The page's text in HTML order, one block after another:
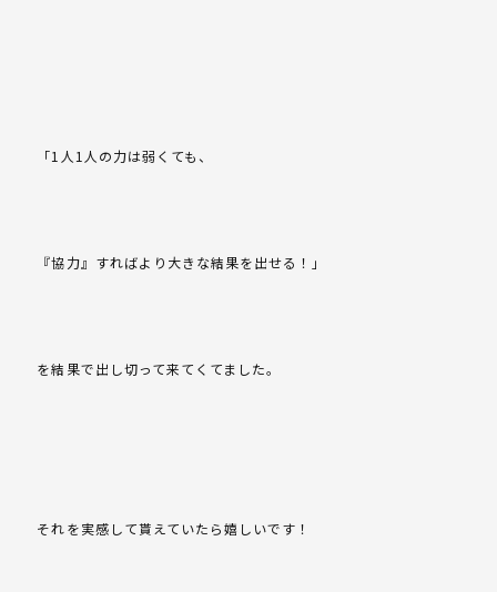
「1人1人の力は弱くても、
『協力』すればより大きな結果を出せる！」
を結果で出し切って来てくてました。
それを実感して貰えていたら嬉しいです！